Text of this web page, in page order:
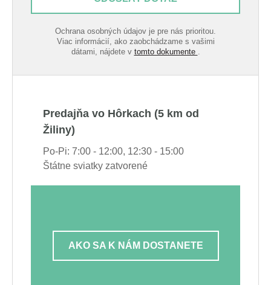
Ochrana osobných údajov je pre nás prioritou.
Viac informácií, ako zaobchádzame s vašimi
dátami, nájdete v tomto dokumente
Predajňa vo Hôrkach (5 km od
Žiliny)
Po-Pi: 7:00 - 12:00, 12:30 - 15:00
Štátne sviatky zatvorené
AKO SA K NÁM DOSTANETE